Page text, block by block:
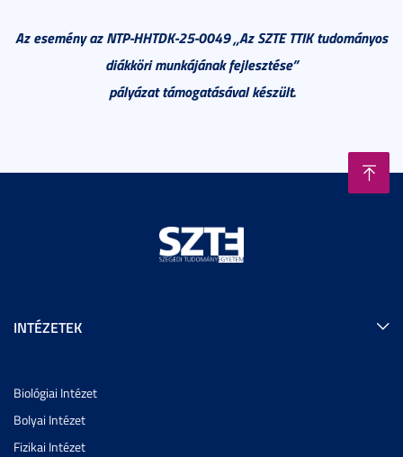
Az esemény az NTP-HHTDK-25-0049 „Az SZTE TTIK tudományos
diákköri munkájának fejlesztése”
pályázat támogatásával készült.
INTÉZETEK
Biológiai Intézet
Bolyai Intézet
Fizikai Intézet